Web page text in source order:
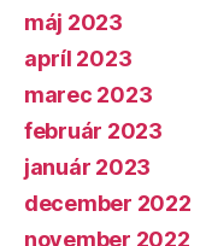
máj 2023
apríl 2023
marec 2023
február 2023
január 2023
december 2022
november 2022